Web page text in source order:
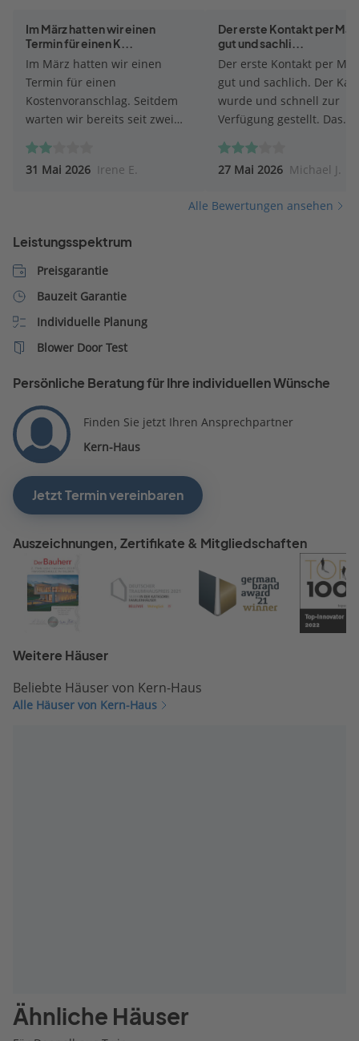
Im März hatten wir einen
Termin für einen K...
Im März hatten wir einen
Termin für einen
Kostenvoranschlag. Seitdem
warten wir bereits seit zwei
Rückmeldung. Nach einem
Anruf wurde uns ein Rückruf
nicht erfolgt ist. Für mich wirkt
Interesse an dem Auftrag.
Schade, denn eine kurze
hätten wir erwartet.
31 Mai 2026 Irene E.
Der erste Kontakt per
gut und sachli...
Der erste Kontakt per
gut und sachlich. Der
wurde und schnell zur
Verfügung gestellt. Das
Online Meeting statt, was
sehr entgegen kam.
einige Wiederspüche auf.
angepriesen
Verlauf wurde noch eine
Befragung durchgeführt,
27 Mai 2026 Michael J.
Alle Bewertungen ansehen
Leistungsspektrum
Preisgarantie
Bauzeit Garantie
Individuelle Planung
Blower Door Test
Persönliche Beratung für Ihre individuellen Wünsche
Finden Sie jetzt Ihren Ansprechpartner
Kern-Haus
Jetzt Termin vereinbaren
Auszeichnungen, Zertifikate & Mitgliedschaften
Weitere Häuser
Beliebte Häuser von Kern-Haus
Alle Häuser von Kern-Haus
Ähnliche Häuser